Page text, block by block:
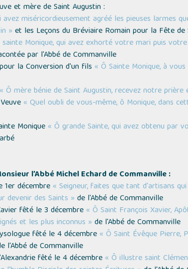
et mère de Saint Augustin :
avez miséricordieusement agréé les pieuses larmes
» et les Leçons du Bréviaire Romain pour la Fête
Monique, qui avez exhorté votre mari puis
par l'Abbé de Commanville
la Conversion d'un fils « Ô Sainte Monique, à
« Ô mère bénie de Saint Augustin, recevez notre
« Quel oubli de vous-même, ô Monique, dans
Monique « Ô grande Sainte, qui avez obtenu par
l’Abbé Michel Echard de Commanville :
décembre « Seigneur, faites que tant d'artisans
devenir des Saints » de l'Abbé de Commanville
fêté le 3 décembre « Ô Saint François Xavier,
et les plus inconnus » de l'Abbé de Commanville
fêté le 4 décembre « Ô Saint Évêque Pierre,
l'Abbé de Commanville
fêté le 4 décembre « Ô illustre saint